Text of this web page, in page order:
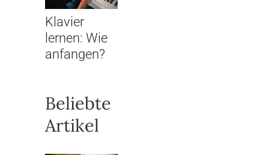
Klavier
lernen: Wie
anfangen?
Beliebte
Artikel